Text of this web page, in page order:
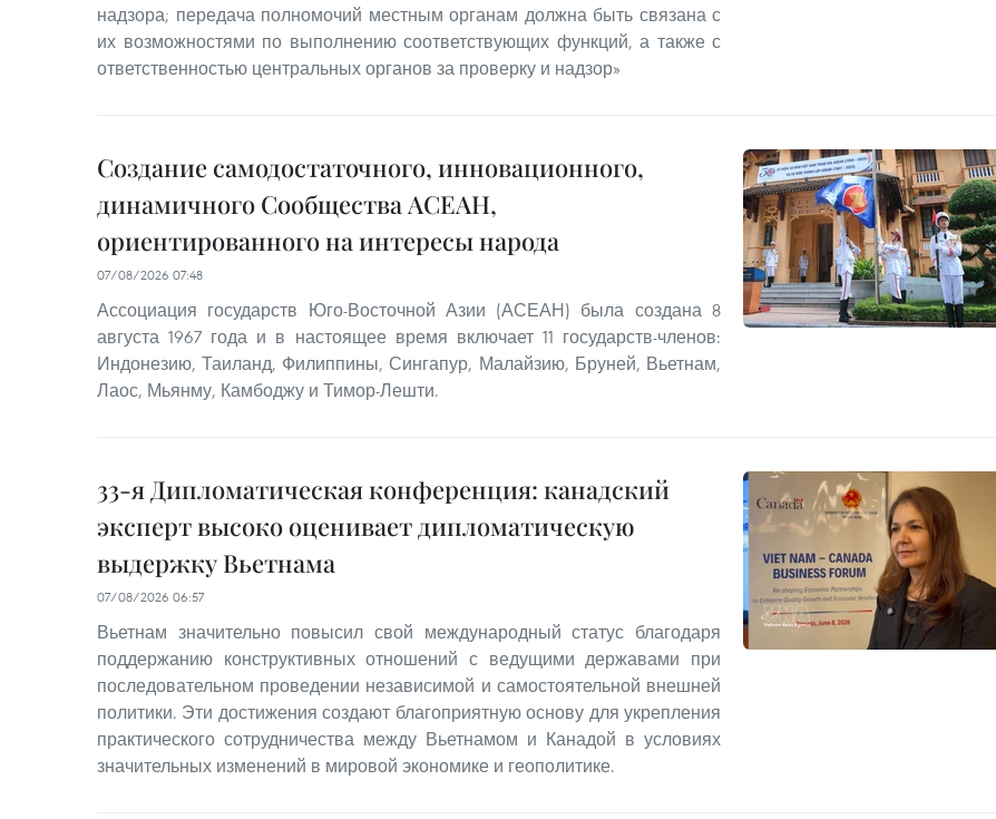
надзора; передача полномочий местным органам должна быть связана с
их возможностями по выполнению соответствующих функций, а также с
ответственностью центральных органов за проверку и надзор»
Создание самодостаточного, инновационного,
динамичного Сообщества АСЕАН,
ориентированного на интересы народа
07/08/2026 07:48
Ассоциация государств Юго-Восточной Азии (АСЕАН) была создана 8
августа 1967 года и в настоящее время включает 11 государств-членов:
Индонезию, Таиланд, Филиппины, Сингапур, Малайзию, Бруней, Вьетнам,
Лаос, Мьянму, Камбоджу и Тимор-Лешти.
33-я Дипломатическая конференция: канадский
эксперт высоко оценивает дипломатическую
выдержку Вьетнама
07/08/2026 06:57
Вьетнам значительно повысил свой международный статус благодаря
поддержанию конструктивных отношений с ведущими державами при
последовательном проведении независимой и самостоятельной внешней
политики. Эти достижения создают благоприятную основу для укрепления
практического сотрудничества между Вьетнамом и Канадой в условиях
значительных изменений в мировой экономике и геополитике.